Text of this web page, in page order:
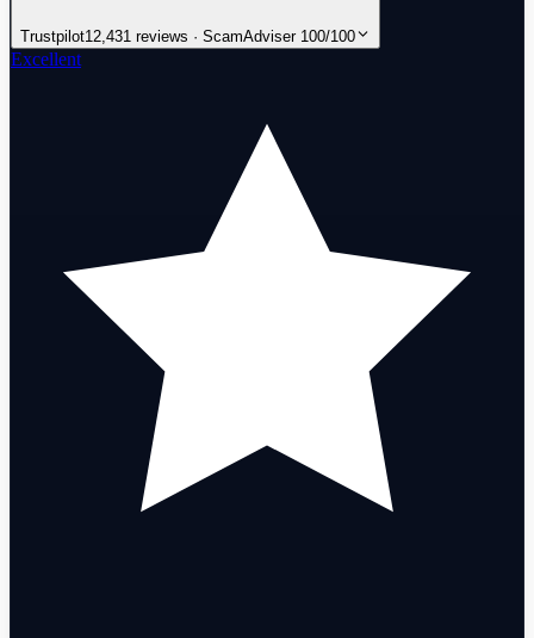
Trustpilot12,431 reviews · ScamAdviser 100/100
Excellent